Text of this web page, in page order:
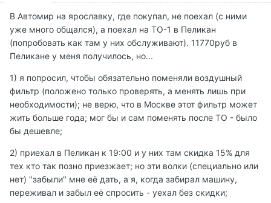
В Автомир на ярославку, где покупал, не поехал (с ними
уже много общался), а поехал на ТО-1 в Пеликан
(попробовать как там у них обслуживают). 11770руб в
Пеликане у меня получилось, но...
1) я попросил, чтобы обязательно поменяли воздушный
фильтр (положено только проверять, а менять лишь при
необходимости); не верю, что в Москве этот фильтр может
жить больше года; мог бы и сам поменять после ТО - было
бы дешевле;
2) приехал в Пеликан к 19:00 и у них там скидка 15% для
тех кто так позно приезжает; но эти волки (специально или
нет) "забыли" мне её дать, а я, когда забирал машину,
переживал и забыл её спросить - уехал без скидки;